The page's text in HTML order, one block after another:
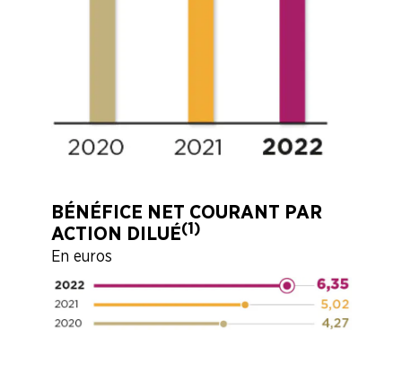
BÉNÉFICE NET COURANT PAR
ACTION DILUÉ(1)
En euros